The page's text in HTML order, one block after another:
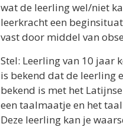
wat de leerling wel/niet
leerkracht een
vast door middel van
Stel: Leerling van 10 jaar
is bekend dat de leerling
bekend is met het
een taalmaatje en het
Deze leerling kan je